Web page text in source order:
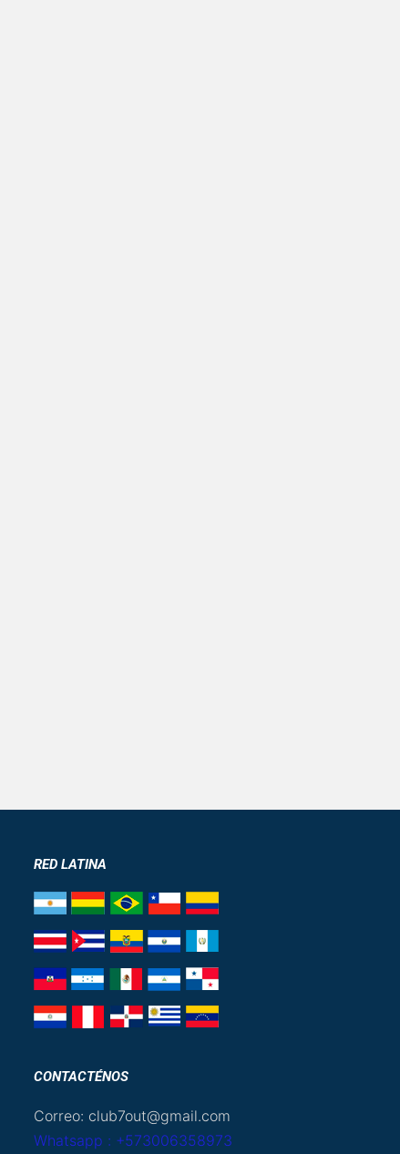
RED LATINA
CONTACTÉNOS
Correo: club7out@gmail.com
Whatsapp : +573006358973